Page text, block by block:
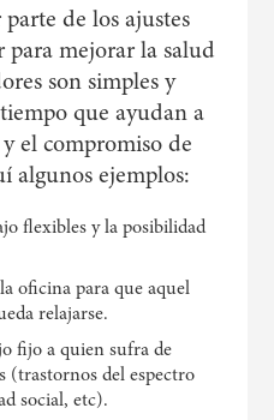
de los ajustes
para mejorar la salud
son simples y
que ayudan a
el compromiso de
algunos ejemplos:
flexibles y la posibilidad
oficina para que aquel
relajarse.
fijo a quien sufra de
(trastornos del espectro
social, etc).